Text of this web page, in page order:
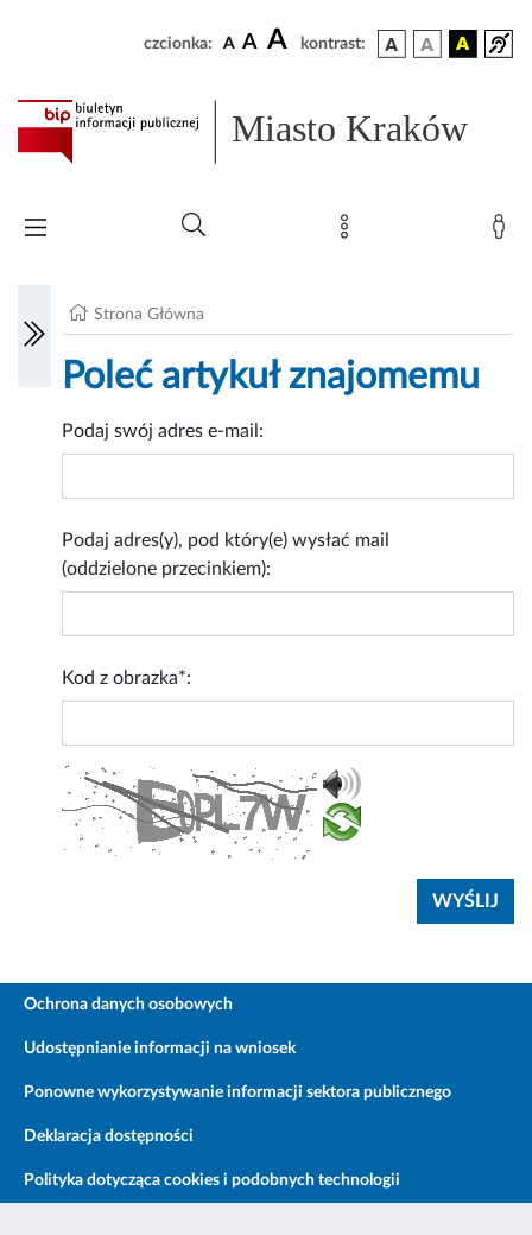
czcionka: A A A kontrast:
Miasto Kraków
Strona Główna
Poleć artykuł znajomemu
Podaj swój adres e-mail:
Podaj adres(y), pod który(e) wysłać mail
(oddzielone przecinkiem):
Kod z obrazka*:
Ochrona danych osobowych
Udostępnianie informacji na wniosek
Ponowne wykorzystywanie informacji sektora publicznego
Deklaracja dostępności
Polityka dotycząca cookies i podobnych technologii